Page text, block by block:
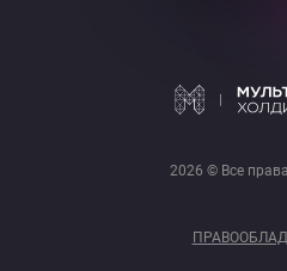
2026 © Все